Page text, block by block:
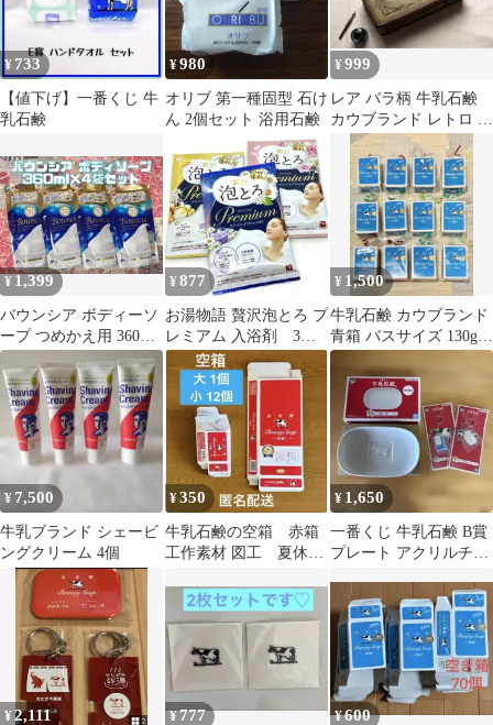
¥ 733
【値下げ】一番くじ 牛
乳石鹸
¥980
オリブ 第一種固型 石け
ん 2個セット 浴用石鹸
¥999
レア バラ柄 牛乳石鹸
カウブランド レトロ ビ
ンテージ ブリキ缶
¥ 1,399
バウンシア ボディーソ
ープ つめかえ用 360ml
× 4袋
¥877
お湯物語 贅沢泡とろ プ
レミアム 入浴剤 3種
リッチモイスト成分&
天然精油
¥ 1,500
牛乳石鹸 カウブランド
青箱 バスサイズ 130g
ラッピング済
¥ 7,500
牛乳ブランド シェービ
ングクリーム 4個
¥350
牛乳石鹸の空箱 赤箱
工作素材 図工 夏休
配送
¥ 1,650
一番くじ 牛乳石鹸 B賞
プレート アクリルチャ
¥ 2,111 ¥777 ¥600